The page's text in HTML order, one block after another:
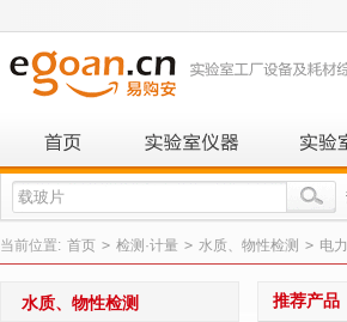
当前位置: 首页 > 检测·计量 > 水质、物性检测 > 电
推荐产品
水质、物性检测